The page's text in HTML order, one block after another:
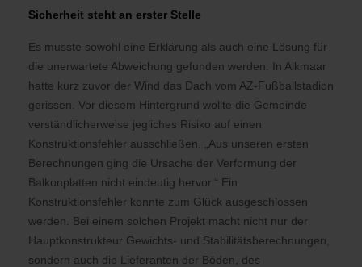
Sicherheit steht an erster Stelle
Es musste sowohl eine Erklärung als auch eine Lösung für
die unerwartete Abweichung gefunden werden. In Alkmaar
hatte kurz zuvor der Wind das Dach vom AZ-Fußballstadion
gerissen. Vor diesem Hintergrund wollte die Gemeinde
verständlicherweise jegliches Risiko auf einen
Konstruktionsfehler ausschließen. „Aus unseren ersten
Berechnungen ging die Ursache der Verformung der
Balkonplatten nicht eindeutig hervor.“ Ein
Konstruktionsfehler konnte zum Glück ausgeschlossen
werden. Bei einem solchen Projekt macht nicht nur der
Hauptkonstrukteur Gewichts- und Stabilitätsberechnungen,
sondern auch die Lieferanten der Böden, des